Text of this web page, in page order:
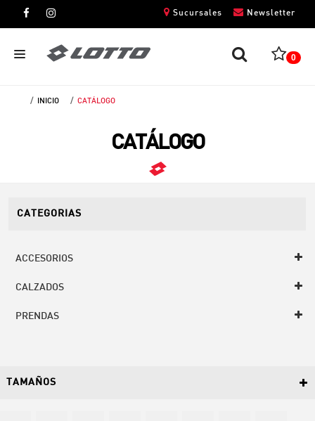
Newsletter
Sucursales
0
INICIO CATÁLOGO
CATÁLOGO
CATEGORIAS
ACCESORIOS
CALZADOS
PRENDAS
TAMAÑOS